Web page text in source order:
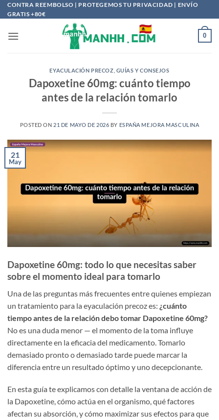
Saltar
al
CONTRA REEMBOLSO | PROTEGEMOS TU PRIVACIDAD | ENVÍO
GRATIS +80€
0
EYACULACIÓN PRECOZ GUÍAS Y CONSEJOS
Dapoxetine 60mg: cuánto tiempo
antes de la relación tomarlo
POSTED ON 21 DE MAYO DE 2026 BY ESPAÑA MEJORA MASCULINA
21
May
Dapoxetine 60mg: todo lo que necesitas saber
sobre el momento ideal para tomarlo
Una de las preguntas más frecuentes entre quienes empiezan
un tratamiento para la eyaculación precoz es: ¿cuánto
tiempo antes de la relación debo tomar Dapoxetine 60mg?
No es una duda menor — el momento de la toma influye
directamente en la eficacia del medicamento. Tomarlo
demasiado pronto o demasiado tarde puede marcar la
diferencia entre un resultado óptimo y uno decepcionante.
En esta guía te explicamos con detalle la ventana de acción de
la Dapoxetine, cómo actúa en el organismo, qué factores
afectan su absorción, y cómo maximizar sus efectos para que